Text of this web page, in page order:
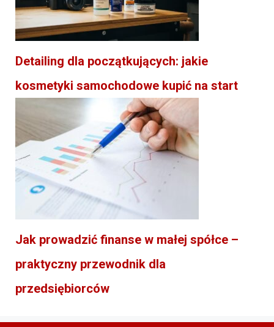
Detailing dla początkujących: jakie
kosmetyki samochodowe kupić na start
Jak prowadzić finanse w małej spółce –
praktyczny przewodnik dla
przedsiębiorców